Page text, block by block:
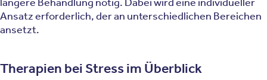
Ansatz erforderlich, der an unterschiedlichen Bereichen
ansetzt.
Therapien bei Stress im Überblick